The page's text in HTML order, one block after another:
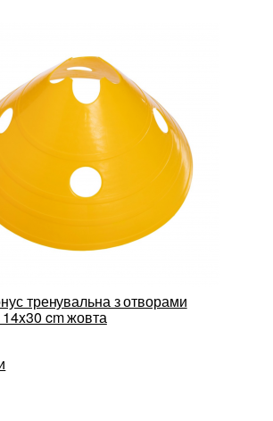
тренувальна з отворами
cm жовта